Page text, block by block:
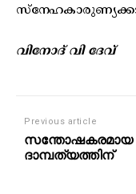
വിനോദ് വി ദേവ്
Previous article
സന്തോഷകരമായ
ദാമ്പത്യത്തിന്